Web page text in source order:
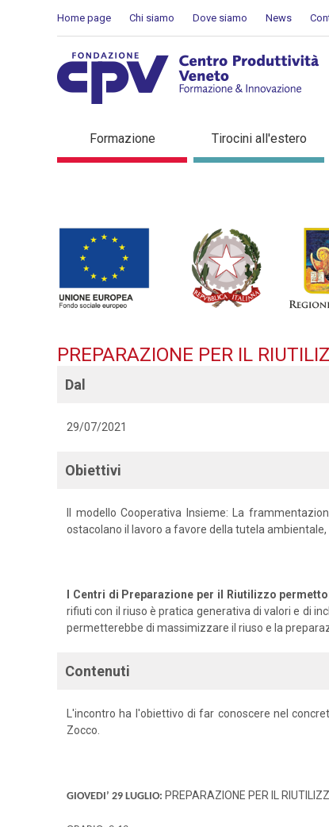
Home page Chi siamo Dove siamo News
PREPARAZIONE PER
Formazione Tirocini all'estero
PREPARAZIONE PER IL
Dal
29/07/2021
Obiettivi
Il modello Cooperativa Insieme: La
ostacolano il lavoro a favore della tutela
I Centri di Preparazione per il Riutilizzo
rifiuti con il riuso è pratica generativa di valori e di
permetterebbe di massimizzare il riuso e la
Contenuti
L'incontro ha l'obiettivo di far conoscere nel
Zocco.
GIOVEDI’ 29 LUGLIO: PREPARAZIONE PER IL